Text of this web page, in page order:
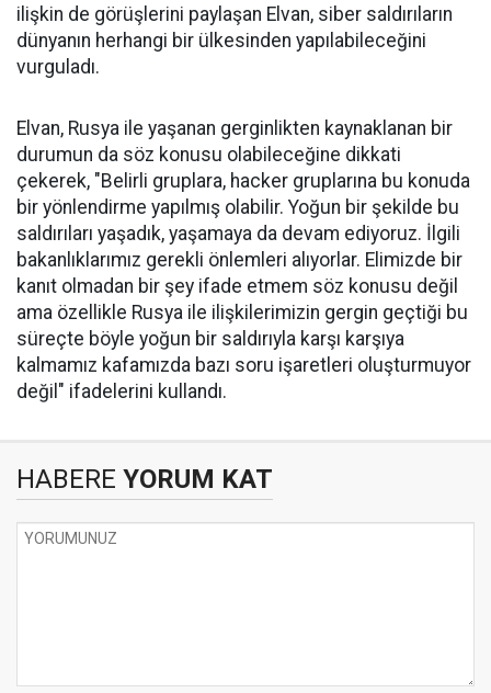
ilişkin de görüşlerini paylaşan Elvan, siber saldırıların
dünyanın herhangi bir ülkesinden yapılabileceğini
vurguladı.
Elvan, Rusya ile yaşanan gerginlikten kaynaklanan bir
durumun da söz konusu olabileceğine dikkati
çekerek, "Belirli gruplara, hacker gruplarına bu konuda
bir yönlendirme yapılmış olabilir. Yoğun bir şekilde bu
saldırıları yaşadık, yaşamaya da devam ediyoruz. İlgili
bakanlıklarımız gerekli önlemleri alıyorlar. Elimizde bir
kanıt olmadan bir şey ifade etmem söz konusu değil
ama özellikle Rusya ile ilişkilerimizin gergin geçtiği bu
süreçte böyle yoğun bir saldırıyla karşı karşıya
kalmamız kafamızda bazı soru işaretleri oluşturmuyor
değil" ifadelerini kullandı.
HABERE YORUM KAT